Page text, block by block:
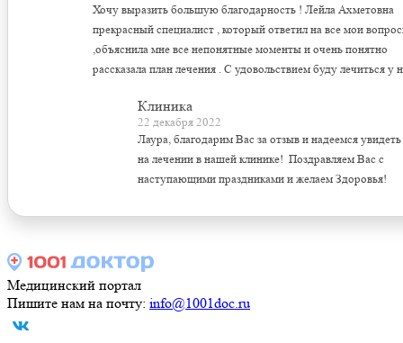
Хочу выразить большую благодарность ! Лейла Ахметовна
прекрасный специалист , который ответил на все мои
,объяснила мне все непонятные моменты и очень понятно
рассказала план лечения . С удовольствием буду лечиться у
Клиника
22 декабря 2022
Лаура, благодарим Вас за отзыв и надеемся
на лечении в нашей клинике! Поздравляем Вас с
наступающими праздниками и желаем Здоровья!
Медицинский портал
Пишите нам на почту: info@1001doc.ru